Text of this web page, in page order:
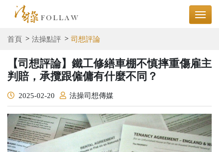
首頁 法操點評 司想評論
【司想評論】鐵工修繕車棚不慎摔重傷雇主
判賠，承攬跟僱傭有什麼不同？
2025-02-20 法操司想傳媒